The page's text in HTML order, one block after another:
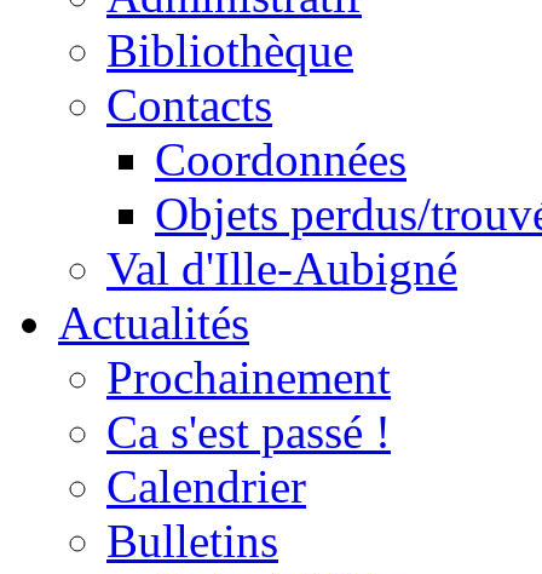
Bibliothèque
Contacts
Coordonnées
Objets perdus/
Val d'Ille-Aubigné
Actualités
Prochainement
Ca s'est passé !
Calendrier
Bulletins